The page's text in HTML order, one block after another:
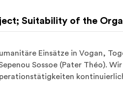
Suitability of the
Einsätze in Vogan,
Sossoe (Pater Théo).